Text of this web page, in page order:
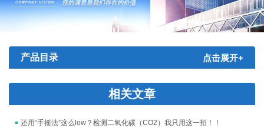
产品目录 点击展开+
相关文章
还用“手摇法”这么low？检测二氧化碳（CO2）我只用这一招！！